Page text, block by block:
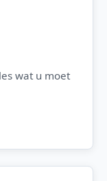
wat u moet